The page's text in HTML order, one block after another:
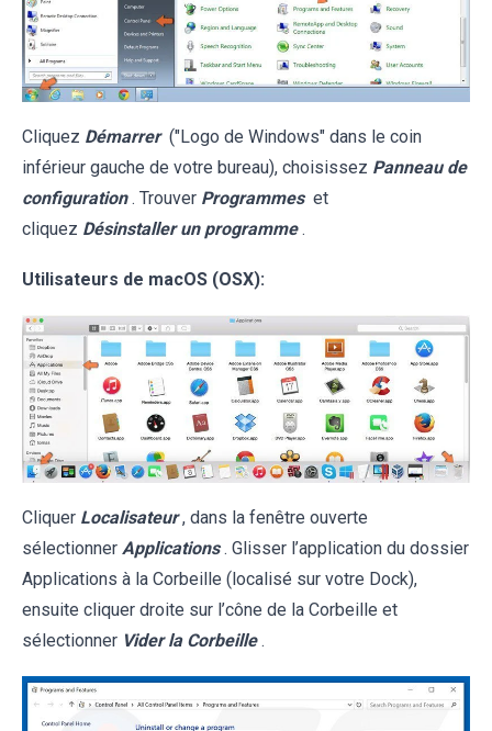
Cliquez Démarrer ("Logo de Windows" dans le coin
inférieur gauche de votre bureau), choisissez Panneau de
configuration . Trouver Programmes et
cliquez Désinstaller un programme .
Utilisateurs de macOS (OSX):
Cliquer Localisateur , dans la fenêtre ouverte
sélectionner Applications . Glisser l’application du dossier
Applications à la Corbeille (localisé sur votre Dock),
ensuite cliquer droite sur l’cône de la Corbeille et
sélectionner Vider la Corbeille .